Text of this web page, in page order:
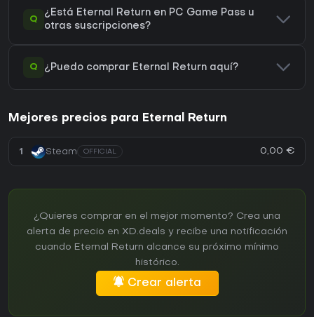
Q
¿Está Eternal Return en PC Game Pass u
otras suscripciones?
Q ¿Puedo comprar Eternal Return aquí?
Mejores precios para Eternal Return
1 Steam OFFICIAL 0,00 €
¿Quieres comprar en el mejor momento? Crea una
alerta de precio en XD.deals y recibe una notificación
cuando Eternal Return alcance su próximo mínimo
histórico.
Crear alerta